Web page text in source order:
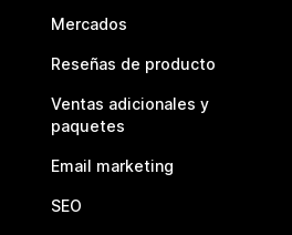
Mercados
Reseñas de producto
Ventas adicionales y
paquetes
Email marketing
SEO